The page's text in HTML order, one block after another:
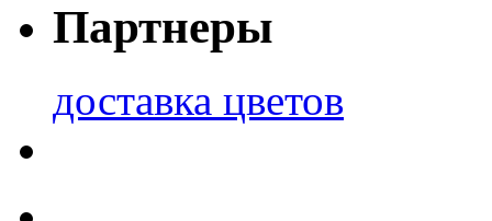
Партнеры
доставка цветов